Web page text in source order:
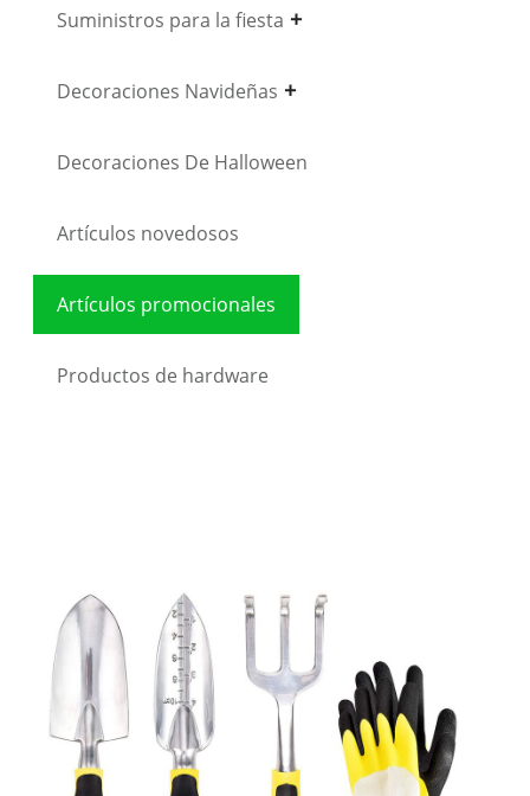
Suministros para la fiesta
Decoraciones Navideñas
Decoraciones De Halloween
Artículos novedosos
Artículos promocionales
Productos de hardware